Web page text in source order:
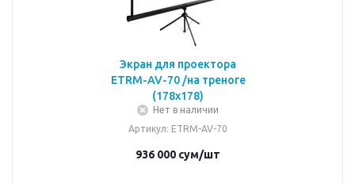
Экран для проектора
ETRM-AV-70 /на треноге
(178х178)
Нет в наличии
Артикул: ETRM-AV-70
936 000 сум/шт